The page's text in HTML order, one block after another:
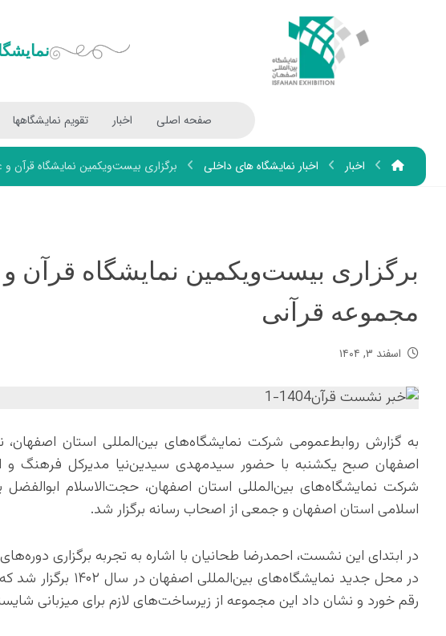
صفحه اصلی اخبار تقویم نمایشگاهها
اخبار اخبار نمایشگاه های داخلی برگزاری بیست‌ویکمین نمایشگاه قرآن و عترت
مجموعه قرآنی
اسفند ۳, ۱۴۰۴
به گزارش روابط‌عمومی شرکت نمایشگاه‌های بین‌المللی استان
اصفهان صبح یکشنبه با حضور سیدمهدی سیدین‌نیا مدیرکل فرهنگ و
شرکت نمایشگاه‌های بین‌المللی استان اصفهان، حجت‌الاسلام
اسلامی استان اصفهان و جمعی از اصحاب رسانه برگزار شد.
در ابتدای این نشست، احمدرضا طحانیان با اشاره به تجربه برگزاری
در محل جدید
رقم خورد و نشان داد این مجموعه از زیرساخت‌های لازم برای میزبانی